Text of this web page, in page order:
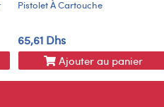
Pistolet À Cartouche
65,61 Dhs
Ajouter au panier